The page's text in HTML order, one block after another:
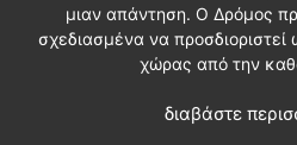
μιαν απάντηση. Ο Δρόμος
σχεδιασμένα να
χώρας από την
διαβάστε